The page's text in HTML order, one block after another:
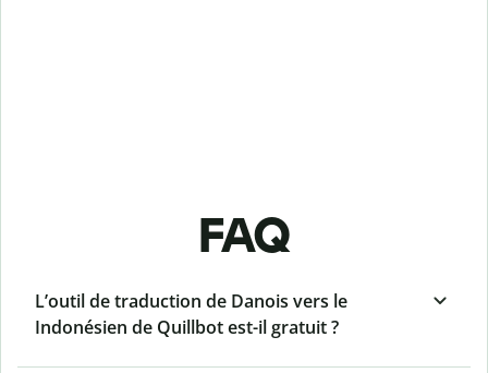
FAQ
L’outil de traduction de Danois vers le
Indonésien de Quillbot est-il gratuit ?